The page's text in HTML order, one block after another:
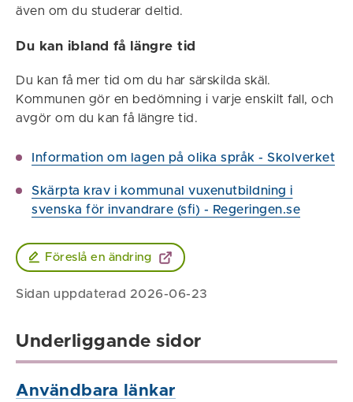
även om du studerar deltid.
Du kan ibland få längre tid
Du kan få mer tid om du har särskilda skäl.
Kommunen gör en bedömning i varje enskilt fall, och
avgör om du kan få längre tid.
Information om lagen på olika språk - Skolverket
Skärpta krav i kommunal vuxenutbildning i
svenska för invandrare (sfi) - Regeringen.se
Föreslå en ändring
Sidan uppdaterad 2026-06-23
Underliggande sidor
Användbara länkar